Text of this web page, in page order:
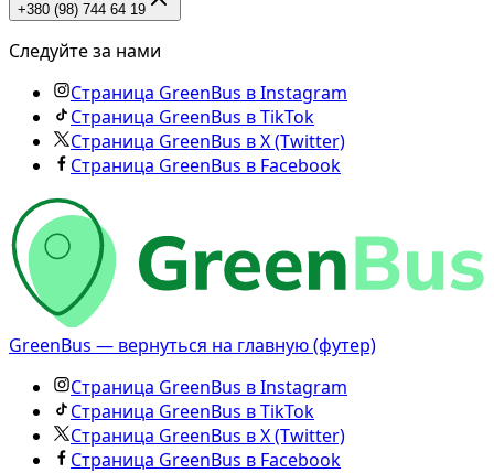
+380 (98) 744 64 19
Следуйте за нами
Страница GreenBus в Instagram
Страница GreenBus в TikTok
Страница GreenBus в X (Twitter)
Страница GreenBus в Facebook
GreenBus — вернуться на главную (футер)
Страница GreenBus в Instagram
Страница GreenBus в TikTok
Страница GreenBus в X (Twitter)
Страница GreenBus в Facebook